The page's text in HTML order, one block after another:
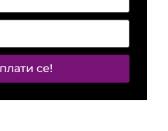
се!